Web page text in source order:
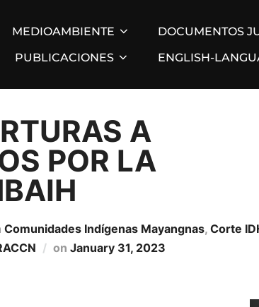
MEDIOAMBIENTE
DOCUMENTOS
PUBLICACIONES
ENGLISH-
A
POR LA
Comunidades Indí­genas Mayangnas,Corte
onJanuary 31, 2023